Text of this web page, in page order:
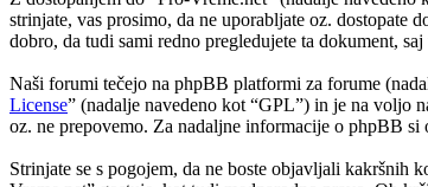
strinjate, vas prosimo, da ne uporabljate oz. dostopate
dobro, da tudi sami redno pregledujete ta dokument,
Naši forumi tečejo na phpBB platformi za forume
License” (nadalje navedeno kot “GPL”) in je na voljo
oz. ne prepovemo. Za nadaljne informacije o phpBB si
Strinjate se s pogojem, da ne boste objavljali